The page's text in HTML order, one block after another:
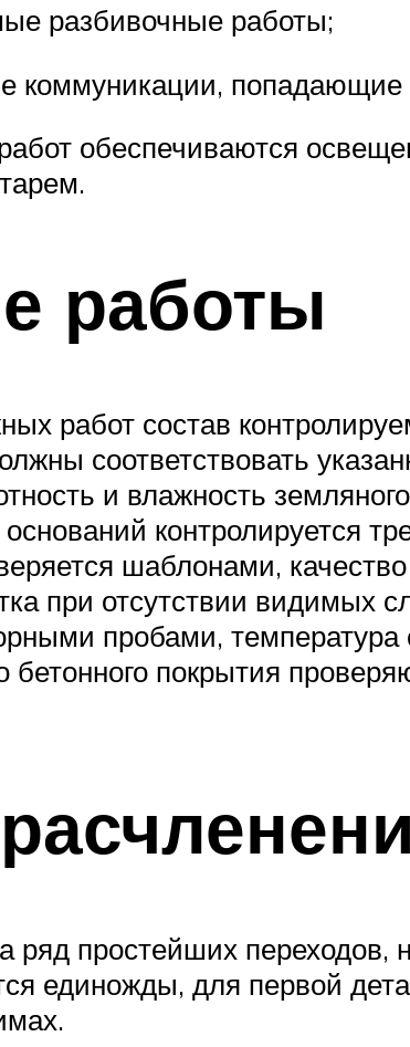
разбивочные работы;
коммуникации, попадающие
обеспечиваются
работы
работ состав
соответствовать
и влажность
контролируется
шаблонами,
при отсутствии видимых
пробами,
бетонного покрытия
ряд простейших
единожды, для первой